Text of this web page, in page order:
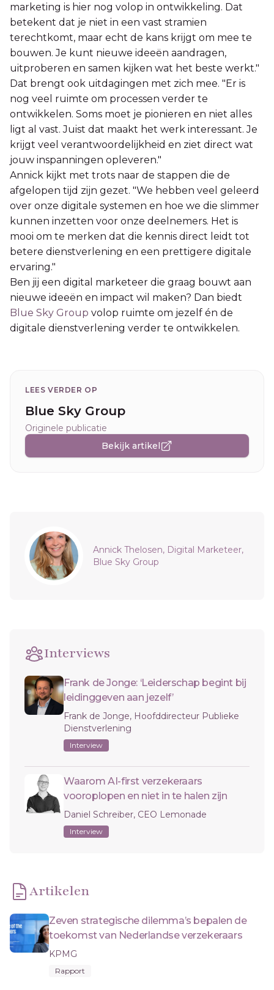
marketing is hier nog volop in ontwikkeling. Dat
betekent dat je niet in een vast stramien
terechtkomt, maar echt de kans krijgt om mee te
bouwen. Je kunt nieuwe ideeën aandragen,
uitproberen en samen kijken wat het beste werkt."
Dat brengt ook uitdagingen met zich mee. "Er is
nog veel ruimte om processen verder te
ontwikkelen. Soms moet je pionieren en niet alles
ligt al vast. Juist dat maakt het werk interessant. Je
krijgt veel verantwoordelijkheid en ziet direct wat
jouw inspanningen opleveren."
Annick kijkt met trots naar de stappen die de
afgelopen tijd zijn gezet. "We hebben veel geleerd
over onze digitale systemen en hoe we die slimmer
kunnen inzetten voor onze deelnemers. Het is
mooi om te merken dat die kennis direct leidt tot
betere dienstverlening en een prettigere digitale
ervaring."
Ben jij een digital marketeer die graag bouwt aan
nieuwe ideeën en impact wil maken? Dan biedt
Blue Sky Group volop ruimte om jezelf én de
digitale dienstverlening verder te ontwikkelen.
LEES VERDER OP
Blue Sky Group
Originele publicatie
Bekijk artikel
Sidebar
Annick Thelosen, Digital Marketeer,
Blue Sky Group
Interviews
Frank de Jonge: ‘Leiderschap begint bij
leidinggeven aan jezelf’
Frank de Jonge, Hoofddirecteur Publieke
Dienstverlening
Interview
Waarom AI-first verzekeraars
vooroplopen en niet in te halen zijn
Daniel Schreiber, CEO Lemonade
Interview
Artikelen
Zeven strategische dilemma’s bepalen de
toekomst van Nederlandse verzekeraars
KPMG
Rapport